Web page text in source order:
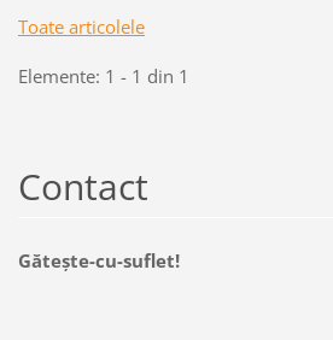
Toate articolele
Elemente: 1 - 1 din 1
Contact
Găteşte-cu-suflet!